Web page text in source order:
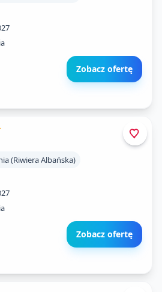
Zobacz ofertę
(Riwiera Albańska)
Zobacz ofertę